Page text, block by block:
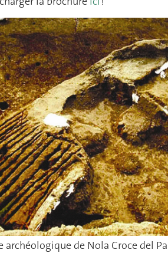
archéologique de Nola Croce del